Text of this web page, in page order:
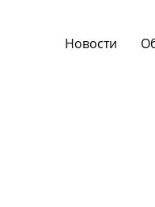
Новости